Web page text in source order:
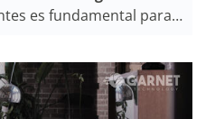
es fundamental para
B2B(business-to-
to-consumer) y cómo
de la seguridad